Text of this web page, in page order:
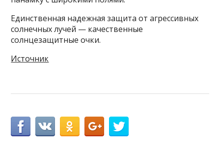
Единственная надежная защита от агрессивных
солнечных лучей — качественные
солнцезащитные очки.
Источник